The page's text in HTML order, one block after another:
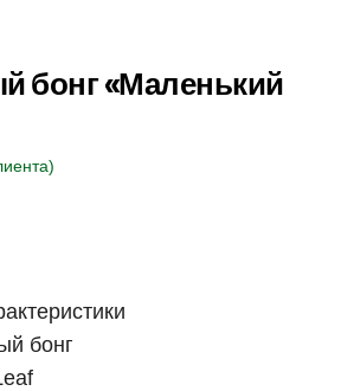
бонг «Маленький
бонг